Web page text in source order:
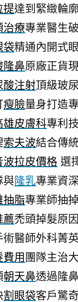
提達到緊緻輪
治療專業醫生
袋精通內開式
隆鼻原廠正貨
酸注射頂級玻
瘦臉量身打造
雄皮膚科專利
索夫波結合傳
波拉皮價格 選
與隆乳專業資
抽脂專業師抽
薦禿頭掉髮原
術醫師外科菁
費用團隊主治
朝天鼻透過隆
割眼袋客戶驚